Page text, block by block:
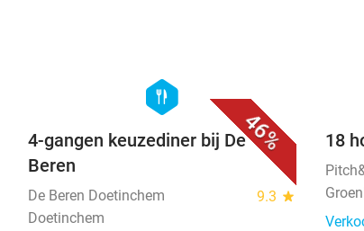
46%
hexagon
food
4-gangen keuzediner bij De
Beren
De Beren Doetinchem 9.3 star
Doetinchem
18